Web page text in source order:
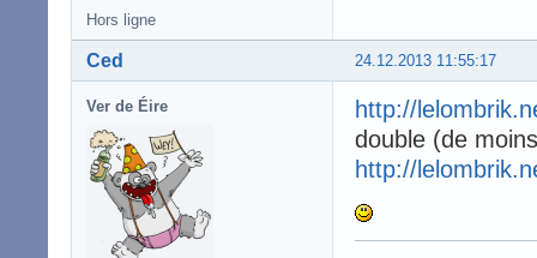
Hors ligne
24.12.2013 11:55:17
Ced
Ver de Éire
http://
double (de
http://